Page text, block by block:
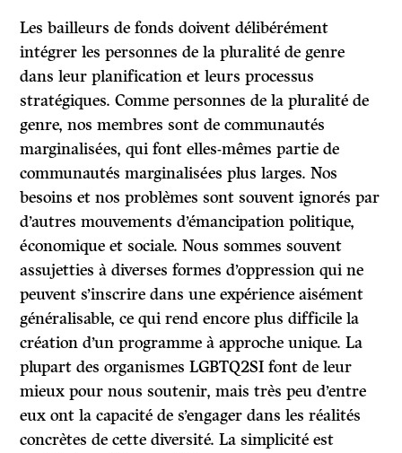
Les bailleurs de fonds doivent délibérément
intégrer les personnes de la pluralité de genre
dans leur planification et leurs processus
stratégiques. Comme personnes de la pluralité de
genre, nos membres sont de communautés
marginalisées, qui font elles-mêmes partie de
communautés marginalisées plus larges. Nos
besoins et nos problèmes sont souvent ignorés par
d’autres mouvements d’émancipation politique,
économique et sociale. Nous sommes souvent
assujetties à diverses formes d’oppression qui ne
peuvent s’inscrire dans une expérience aisément
généralisable, ce qui rend encore plus difficile la
création d’un programme à approche unique. La
plupart des organismes LGBTQ2SI font de leur
mieux pour nous soutenir, mais très peu d’entre
eux ont la capacité de s’engager dans les réalités
concrètes de cette diversité. La simplicité est